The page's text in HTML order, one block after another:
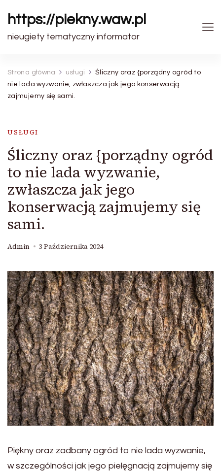
https://piekny.waw.pl
nieugiety tematyczny informator
Strona główna usługi
Śliczny oraz {porządny ogród to
nie lada wyzwanie, zwłaszcza jak jego konserwacją
zajmujemy się sami.
USŁUGI
Śliczny oraz {porządny ogród
to nie lada wyzwanie,
zwłaszcza jak jego
konserwacją zajmujemy się
sami.
Admin 3 Października 2024
Piękny oraz zadbany ogród to nie lada wyzwanie,
w szczególności jak jego pielęgnacją zajmujemy się